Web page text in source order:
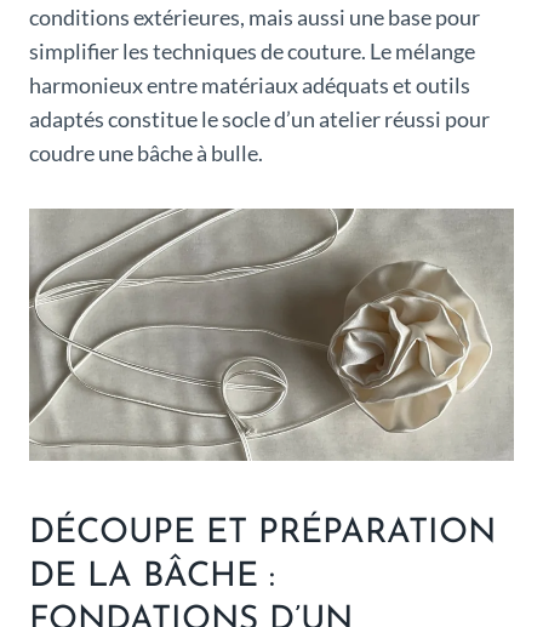
conditions extérieures, mais aussi une base pour
simplifier les techniques de couture. Le mélange
harmonieux entre matériaux adéquats et outils
adaptés constitue le socle d’un atelier réussi pour
coudre une bâche à bulle.
DÉCOUPE ET PRÉPARATION
DE LA BÂCHE :